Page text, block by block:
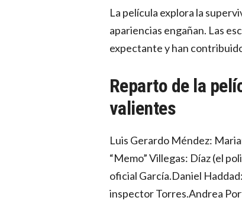
La película explora la
apariencias engañan. Las
expectante y han
Reparto de la
valientes
Luis Gerardo Méndez:
“Memo” Villegas: Díaz (el
oficial García.Daniel
inspector Torres.Andrea